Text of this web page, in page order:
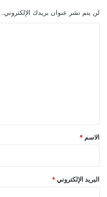
لن يتم نشر عنوان بريدك الإلكتروني.
*
الاسم *
البريد الإلكتروني *